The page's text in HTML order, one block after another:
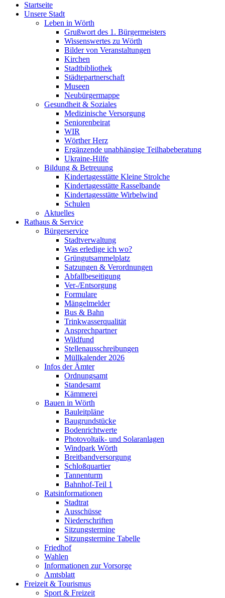
Startseite
Unsere Stadt
Leben in Wörth
Grußwort des 1. Bürgermeisters
Wissenswertes zu Wörth
Bilder von Veranstaltungen
Kirchen
Stadtbibliothek
Städtepartnerschaft
Museen
Neubürgermappe
Gesundheit & Soziales
Medizinische Versorgung
Seniorenbeirat
WIR
Wörther Herz
Ergänzende unabhängige Teilhabeberatung
Ukraine-Hilfe
Bildung & Betreuung
Kindertagesstätte Kleine Strolche
Kindertagesstätte Rasselbande
Kindertagesstätte Wirbelwind
Schulen
Aktuelles
Rathaus & Service
Bürgerservice
Stadtverwaltung
Was erledige ich wo?
Grüngutsammelplatz
Satzungen & Verordnungen
Abfallbeseitigung
Ver-/Entsorgung
Formulare
Mängelmelder
Bus & Bahn
Trinkwasserqualität
Ansprechpartner
Wildfund
Stellenausschreibungen
Müllkalender 2026
Infos der Ämter
Ordnungsamt
Standesamt
Kämmerei
Bauen in Wörth
Bauleitpläne
Baugrundstücke
Bodenrichtwerte
Photovoltaik- und Solaranlagen
Windpark Wörth
Breitbandversorgung
Schloßquartier
Tannenturm
Bahnhof-Teil 1
Ratsinformationen
Stadtrat
Ausschüsse
Niederschriften
Sitzungstermine
Sitzungstermine Tabelle
Friedhof
Wahlen
Informationen zur Vorsorge
Amtsblatt
Freizeit & Tourismus
Sport & Freizeit